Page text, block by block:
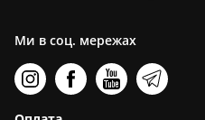
Ми в соц. мережах